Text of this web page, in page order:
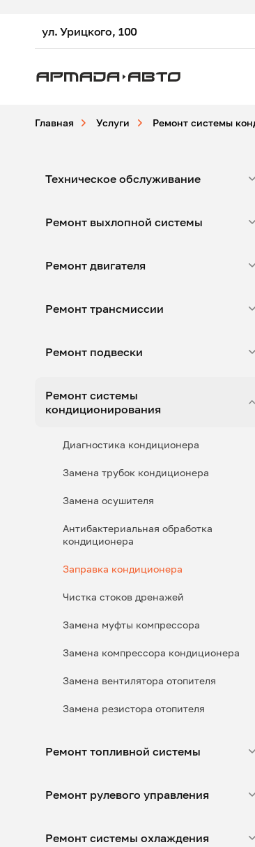
ул. Урицкого, 100
Главная Услуги Ремонт системы
Техническое обслуживание
Ремонт выхлопной системы
Ремонт двигателя
Ремонт трансмиссии
Ремонт подвески
Ремонт системы
кондиционирования
Диагностика кондиционера
Замена трубок кондиционера
Замена осушителя
Антибактериальная обработка
кондиционера
Заправка кондиционера
Чистка стоков дренажей
Замена муфты компрессора
Замена компрессора кондиционера
Замена вентилятора отопителя
Замена резистора отопителя
Ремонт топливной системы
Ремонт рулевого управления
Ремонт системы охлаждения